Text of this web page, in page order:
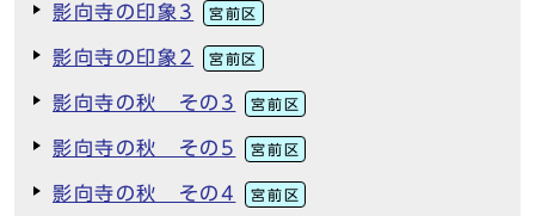
影向寺の印象3 宮前区
影向寺の印象2 宮前区
影向寺の秋 その3 宮前区
影向寺の秋 その5 宮前区
影向寺の秋 その4 宮前区